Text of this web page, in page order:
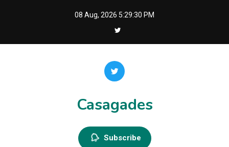
08 Aug, 2026 5:29:30 PM
Casagades
Subscribe